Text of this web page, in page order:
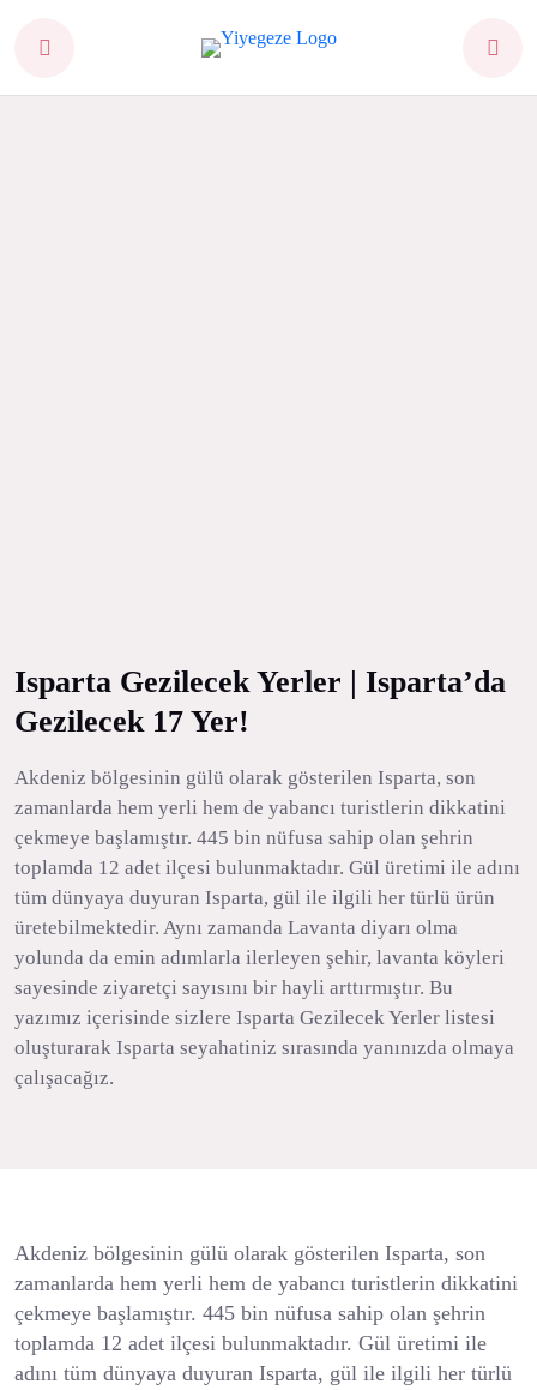
Isparta Gezilecek Yerler | Isparta’da
Gezilecek 17 Yer!
Akdeniz bölgesinin gülü olarak gösterilen Isparta, son
zamanlarda hem yerli hem de yabancı turistlerin dikkatini
çekmeye başlamıştır. 445 bin nüfusa sahip olan şehrin
toplamda 12 adet ilçesi bulunmaktadır. Gül üretimi ile adını
tüm dünyaya duyuran Isparta, gül ile ilgili her türlü ürün
üretebilmektedir. Aynı zamanda Lavanta diyarı olma
yolunda da emin adımlarla ilerleyen şehir, lavanta köyleri
sayesinde ziyaretçi sayısını bir hayli arttırmıştır. Bu
yazımız içerisinde sizlere Isparta Gezilecek Yerler listesi
oluşturarak Isparta seyahatiniz sırasında yanınızda olmaya
çalışacağız.
Akdeniz bölgesinin gülü olarak gösterilen Isparta, son
zamanlarda hem yerli hem de yabancı turistlerin dikkatini
çekmeye başlamıştır. 445 bin nüfusa sahip olan şehrin
toplamda 12 adet ilçesi bulunmaktadır. Gül üretimi ile
adını tüm dünyaya duyuran Isparta, gül ile ilgili her türlü